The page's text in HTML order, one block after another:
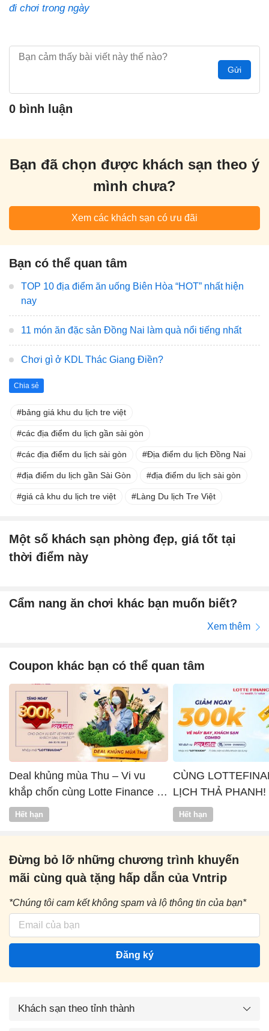
đi chơi trong ngày
Gửi
0 bình luận
Bạn đã chọn được khách sạn theo ý
mình chưa?
Xem các khách sạn có ưu đãi
Bạn có thể quan tâm
TOP 10 địa điểm ăn uống Biên Hòa “HOT” nhất hiện
nay
11 món ăn đặc sản Đồng Nai làm quà nổi tiếng nhất
Chơi gì ở KDL Thác Giang Điền?
Chia sẻ
bảng giá khu du lịch tre việt
các địa điểm du lịch gần sài gòn
các địa điểm du lịch sài gòn Địa điểm du lịch Đồng Nai
địa điểm du lịch gần Sài Gòn địa điểm du lịch sài gòn
giá cả khu du lịch tre việt Làng Du lịch Tre Việt
Một số khách sạn phòng đẹp, giá tốt tại
thời điểm này
Cẩm nang ăn chơi khác bạn muốn biết?
Xem thêm
Coupon khác bạn có thể quan tâm
Deal khủng mùa Thu – Vi vu
khắp chốn cùng Lotte Finance x
Vntrip
Hết hạn
CÙNG
LỊCH THẢ PHANH!
Hết hạn
Đừng bỏ lỡ những chương trình khuyến
mãi cùng quà tặng hấp dẫn của Vntrip
*Chúng tôi cam kết không spam và lộ thông tin của bạn*
Đăng ký
Khách sạn theo tỉnh thành